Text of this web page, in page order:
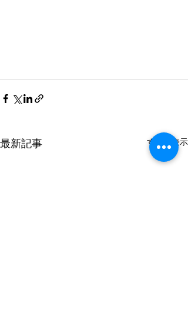
最新記事 すべて表示